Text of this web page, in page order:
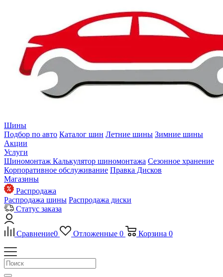
Шины
Подбор по авто Каталог шин Летние шины Зимние шины
Акции
Услуги
Шиномонтаж Калькулятор шиномонтажа Сезонное хранение
Корпоративное обслуживание Правка Дисков
Магазины
Распродажа
Распродажа шины Распродажа диски
Статус заказа
Сравнение0 Отложенные 0 Корзина 0